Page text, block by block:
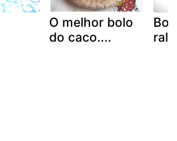
O melhor bolo
do caco....